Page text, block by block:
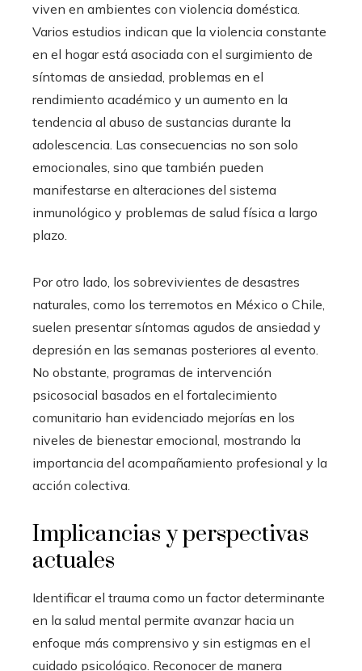
viven en ambientes con violencia doméstica.
Varios estudios indican que la violencia constante
en el hogar está asociada con el surgimiento de
síntomas de ansiedad, problemas en el
rendimiento académico y un aumento en la
tendencia al abuso de sustancias durante la
adolescencia. Las consecuencias no son solo
emocionales, sino que también pueden
manifestarse en alteraciones del sistema
inmunológico y problemas de salud física a largo
plazo.
Por otro lado, los sobrevivientes de desastres
naturales, como los terremotos en México o Chile,
suelen presentar síntomas agudos de ansiedad y
depresión en las semanas posteriores al evento.
No obstante, programas de intervención
psicosocial basados en el fortalecimiento
comunitario han evidenciado mejorías en los
niveles de bienestar emocional, mostrando la
importancia del acompañamiento profesional y la
acción colectiva.
Implicancias y perspectivas
actuales
Identificar el trauma como un factor determinante
en la salud mental permite avanzar hacia un
enfoque más comprensivo y sin estigmas en el
cuidado psicológico. Reconocer de manera